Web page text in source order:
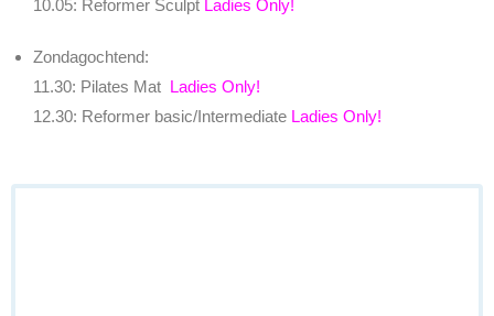
10.05: Reformer Sculpt Ladies Only!
Zondagochtend:
11.30: Pilates Mat Ladies Only!
12.30: Reformer basic/Intermediate Ladies Only!